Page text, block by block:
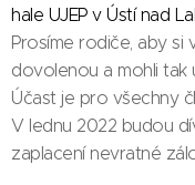
hale UJEP v Ústí nad
Prosíme rodiče, aby si
dovolenou a mohli tak
Účast je pro všechny
V lednu 2022 budou
zaplacení nevratné